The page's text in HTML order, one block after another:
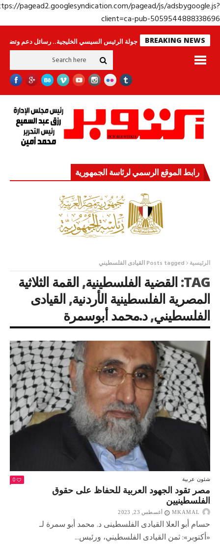
https://pagead2.googlesyndication.com/pagead/js/
client=ca-pub-
BREAKING NEWS
وحراس لا ينامون جولة الرئيس السيسي الخليجية.. رسائل دعم وتضامن
رابط الموقع الرسمي لرئاسة الجمهورية
الرئيسية Posts tagged القيادى الفلسطيني
TAG: القضية الفلسطينية,القمة الثلاثية
المصرية الفلسطينية الأردنية,القيادى
الفلسطيني,د.محمد أبوسمرة
شئون عربية 0
مصر تقود الجهود العربية للحفاظ على حقوق
الفلسطينيين
MKAMAL أغسطس 23, 2023
حسام أبو العلا القيادى الفلسطينى د. محمد أبو سمرة لـ
«أكتوبر»: ثمن القيادى الفلسطيني، ورئيس...